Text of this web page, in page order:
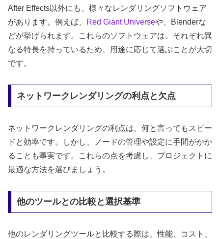
After Effects以外にも、様々なレンダリングソフトウェア
があります。例えば、
Red Giant Universeや、Blenderな
どが挙げられます。これらのソフトウェアは、それぞれ異
なる特長を持っているため、用途に応じて選ぶことが大切
です。
ネットワークレンダリングの利点と欠点
ネットワークレンダリングの利点は、何と言ってもスピー
ドと効率です。しかし、ノードの管理や設定に手間がかか
ることも事実です。これらの点を考慮し、プロジェクトに
最適な方法を選びましょう。
他のツールとの比較と選択基準
他のレンダリングツールと比較する際は、性能、コスト、